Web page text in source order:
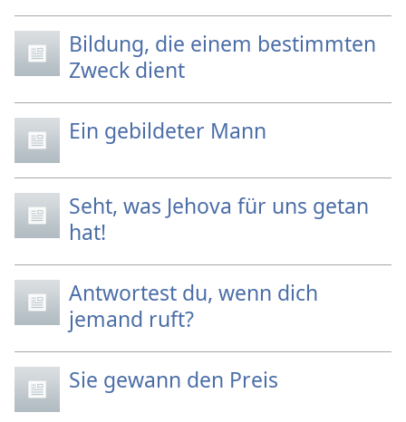
Bildung, die einem bestimmten
Zweck dient
Ein gebildeter Mann
Seht, was Jehova für uns getan
hat!
Antwortest du, wenn dich
jemand ruft?
Sie gewann den Preis